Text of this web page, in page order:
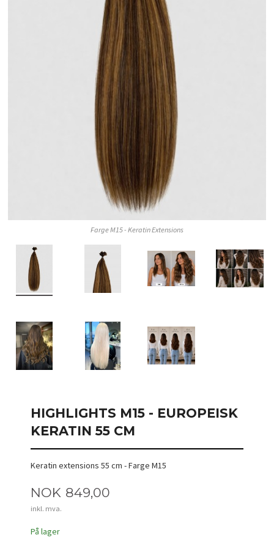
Farge M15 - Keratin Extensions
HIGHLIGHTS M15 - EUROPEISK
KERATIN 55 CM
Keratin extensions 55 cm - Farge M15
Pris
NOK 849,00
inkl. mva.
På lager